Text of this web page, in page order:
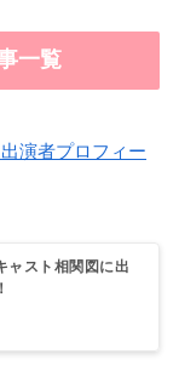
一覧
演者プロフィー
ャスト相関図に出